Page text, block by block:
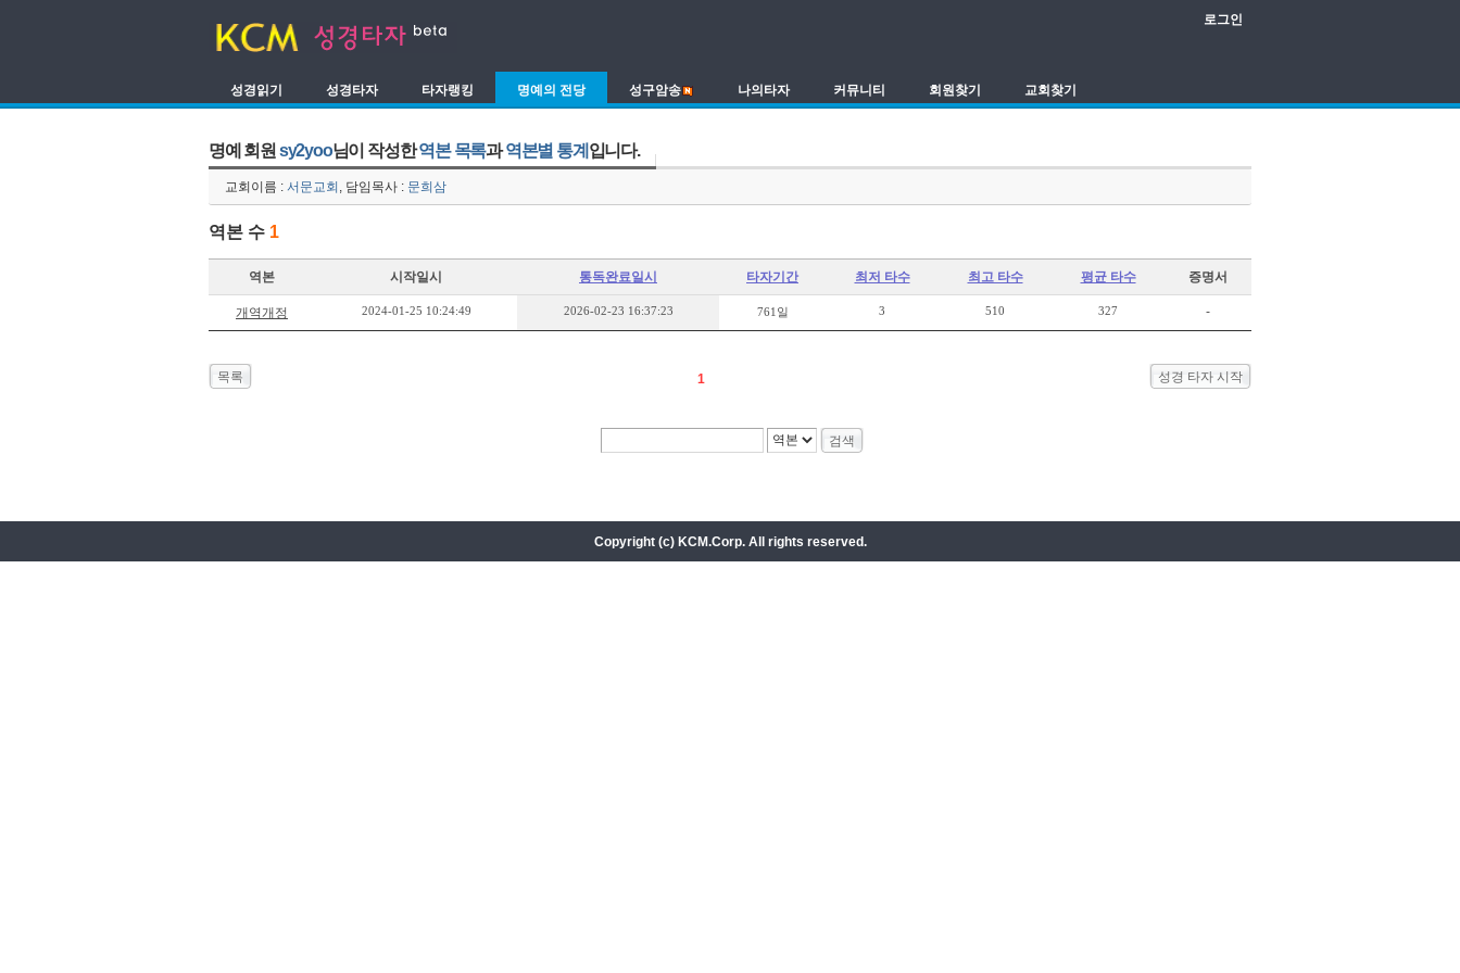
로그인
성경읽기 성경타자 타자랭킹 명예의 전당 성구암송 나의타자 커뮤니티 회원찾기 교회찾기
명예 회원 sy2yoo님이 작성한역본 목록과역본별 통계 입니다.
교회이름 : 서문교회 , 담임목사 : 문희삼
역본 수 1
역본 시작일시 통독완료일시 타자기간 최저 타수 최고 타수 평균 타수 증명서
개역개정 2024-01-25 10:24:49 2026-02-23 16:37:23 761일 3 510 327 -
목록 성경 타자 시작
1
Copyright (c) KCM.Corp. All rights reserved.